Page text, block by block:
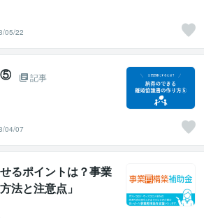
05/22
⑤
記事
04/07
るポイントは？事業
法と注意点」